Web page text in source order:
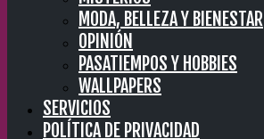
MODA, BELLEZA Y BIENESTAR
OPINIÓN
PASATIEMPOS Y HOBBIES
WALLPAPERS
SERVICIOS
POLÍTICA DE PRIVACIDAD